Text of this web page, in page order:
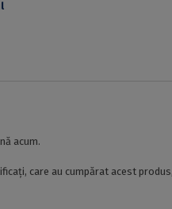
acum.
care au cumpărat acest